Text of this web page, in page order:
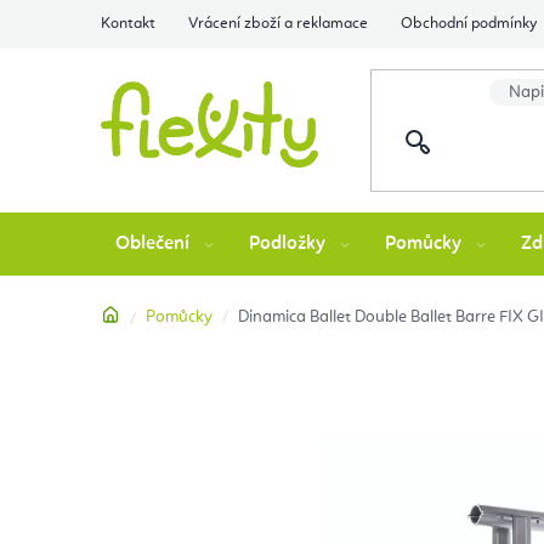
Kontakt Vrácení zboží a reklamace Obchodní podmínky
Oblečení Podložky Pomůcky
DomůPomůcky Dinamica Ballet Double Ballet Barre FIX